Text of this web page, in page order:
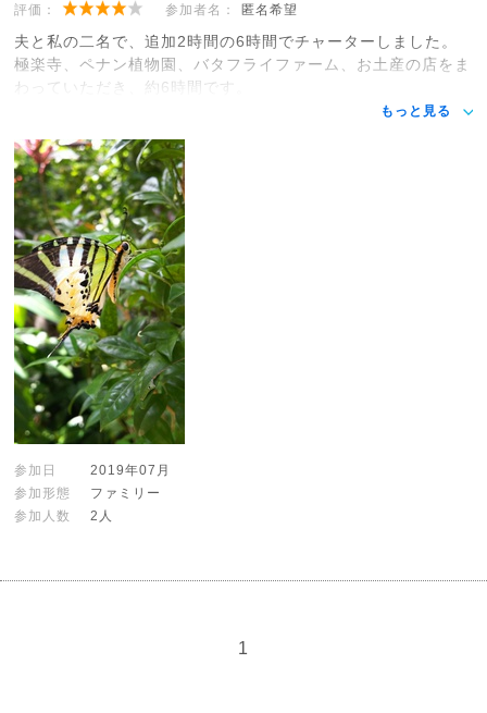
評価： 参加者名： 匿名希望
夫と私の二名で、追加2時間の6時間でチャーターしました。
極楽寺、ペナン植物園、バタフライファーム、お土産の店をま
わっていただき、約6時間です。
もっと見る
参加日
2019年07月
参加形態
ファミリー
参加人数
2人
1